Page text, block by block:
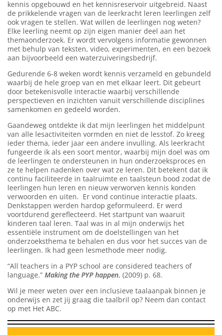
kennis opgebouwd en het kennisreservoir uitgebreid. Naast
de prikkelende vragen van de leerkracht leren leerlingen zelf
ook vragen te stellen. Wat willen de leerlingen nog weten?
Elke leerling neemt op zijn eigen manier deel aan het
themaonderzoek. Er wordt vervolgens informatie gewonnen
met behulp van teksten, video, experimenten, en een bezoek
aan bijvoorbeeld een waterzuiveringsbedrijf.
Gedurende 6-8 weken wordt kennis verzameld en gebundeld
waarbij de hele groep van en met elkaar leert. Dit gebeurt
door betekenisvolle interactie waarbij verschillende
perspectieven en inzichten vanuit verschillende disciplines
samenkomen en gedeeld worden.
Gaandeweg ontdekte ik dat mijn leerlingen het middelpunt
van alle lesactiviteiten vormden en niet de lesstof. Zo kreeg
ieder thema, ieder jaar een andere invulling. Als leerkracht
fungeerde ik als een soort mentor, waarbij mijn doel was om
de leerlingen te ondersteunen in hun onderzoeksproces en
ze te helpen nadenken over wat ze leren. Dit betekent dat ik
continu faciliteerde in taalruimte en taalsteun bood zodat de
leerlingen hun leren en nieuw verworven kennis konden
verwoorden en uiten. Er vond continue interactie plaats.
Denkstappen werden hardop geformuleerd. Er werd
voortdurend gereflecteerd. Het startpunt van waaruit
kinderen taal leren. Taal was in al mijn onderwijs het
essentiële instrument om de doelstellingen van het
onderzoeksthema te behalen en dus voor het succes van de
leerlingen. Ik had geen lesmethode meer nodig.
“All teachers in a PYP school are considered teachers of
language.” Making the PYP happen, (2009) p. 68.
Wil je meer weten over een inclusieve taalaanpak binnen je
onderwijs en zet jij graag die taalbril op? Neem dan contact
op met Het ABC.